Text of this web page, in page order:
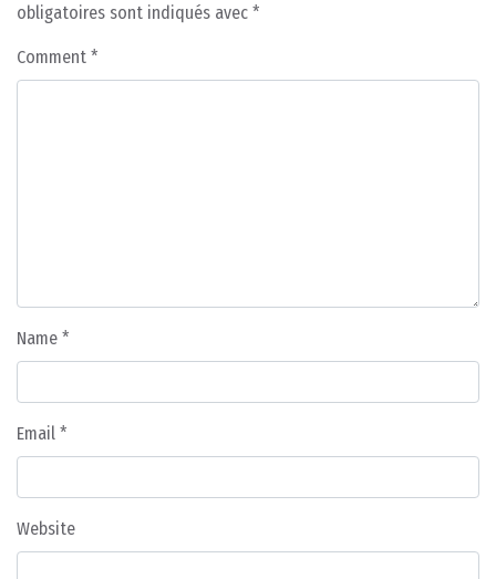
obligatoires sont indiqués avec *
Comment *
Name *
Email *
Website